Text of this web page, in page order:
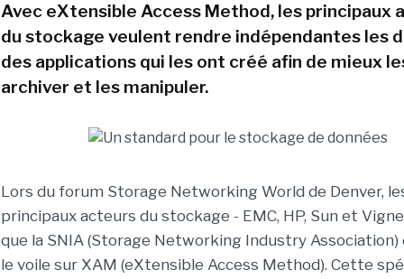
Avec eXtensible Access Method, les principaux
du stockage veulent rendre indépendantes les
des applications qui les ont créé afin de mieux
archiver et les manipuler.
Lors du forum Storage Networking World de Denver,
principaux acteurs du stockage - EMC, HP, Sun et
que la SNIA (Storage Networking Industry Association)
le voile sur XAM (eXtensible Access Method). Cette